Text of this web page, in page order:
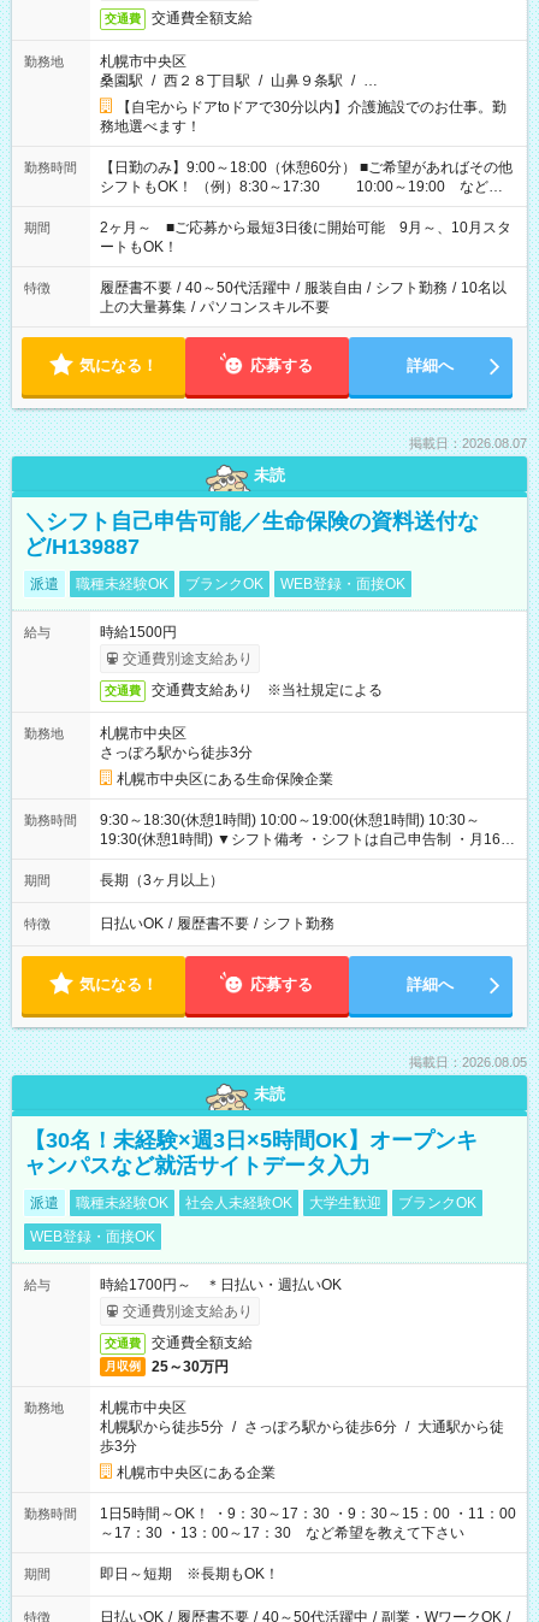
交通費 交通費全額支給
勤務地
札幌市中央区
桑園駅 / 西２８丁目駅 / 山鼻９条駅 / …
【自宅からドアtoドアで30分以内】介護施設でのお仕事。勤
務地選べます！
勤務時間
【日勤のみ】9:00～18:00（休憩60分） ■ご希望があればその他
シフトもOK！ （例）8:30～17:30 10:00～19:00 など
「家族とお休みを合わせたい」 「できれば残業はしたくない」
など、あなたのご希望に沿ったお仕事をご紹介します！ ※Wワ
ーク希望の方へ 今ご覧のお仕事で希望する勤務時間と、もう1つ
のお仕事の勤務時間。 合計で週40時間を超える場合は応募でき
ません
期間
2ヶ月～ ■ご応募から最短3日後に開始可能 9月～、10月スタ
ートもOK！
特徴 履歴書不要 / 40～50代活躍中 / 服装自由 / シフト勤務 / 10名以
上の大量募集 / パソコンスキル不要
気になる！ 応募する 詳細へ
掲載日：2026.08.07
未読
＼シフト自己申告可能／生命保険の資料送付な
ど/H139887
派遣 職種未経験OK ブランクOK WEB登録・面接OK
給与
時給1500円
交通費別途支給あり
交通費 交通費支給あり ※当社規定による
勤務地
札幌市中央区
さっぽろ駅から徒歩3分
札幌市中央区にある生命保険企業
勤務時間
9:30～18:30(休憩1時間) 10:00～19:00(休憩1時間) 10:30～
19:30(休憩1時間) ▼シフト備考 ・シフトは自己申告制 ・月160
時間の出勤必須
期間 長期（3ヶ月以上）
特徴 日払いOK / 履歴書不要 / シフト勤務
気になる！ 応募する 詳細へ
掲載日：2026.08.05
未読
【30名！未経験×週3日×5時間OK】オープンキ
ャンパスなど就活サイトデータ入力
派遣 職種未経験OK 社会人未経験OK 大学生歓迎
ブランクOK
WEB登録・面接OK
給与
時給1700円～ ＊日払い・週払いOK
交通費別途支給あり
交通費 交通費全額支給
月収例 25～30万円
勤務地
札幌市中央区
札幌駅から徒歩5分 / さっぽろ駅から徒歩6分 / 大通駅から徒
歩3分
札幌市中央区にある企業
勤務時間
1日5時間～OK！ ・9：30～17：30 ・9：30～15：00 ・11：00
～17：30 ・13：00～17：30 など希望を教えて下さい
期間 即日～短期 ※長期もOK！
特徴 日払いOK / 履歴書不要 / 40～50代活躍中 / 副業・WワークOK /